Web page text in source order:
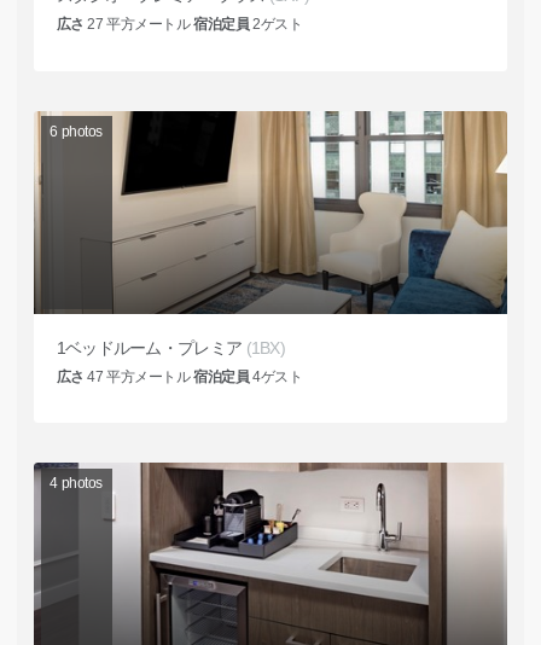
広さ 27 平方メートル宿泊定員 2ゲスト
6 photos
1ベッドルーム・プレミア (1BX)
広さ 47 平方メートル宿泊定員 4ゲスト
4 photos